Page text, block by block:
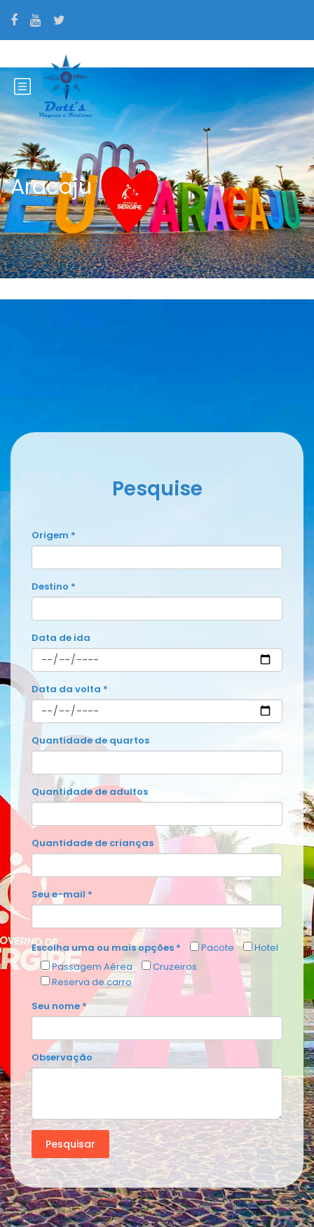
Aracaju
Pesquise
Origem *
Destino *
Data de ida
Data da volta *
Quantidade de quartos
Quantidade de adultos
Quantidade de crianças
Seu e-mail *
Escolha uma ou mais opções * Pacote
Hotel
Passagem Aérea
Cruzeiros
Reserva de carro
Seu nome *
Observação